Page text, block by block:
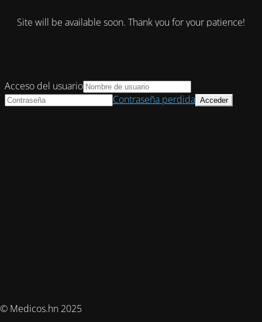
Site will be available soon. Thank you for your patience!
© Medicos.hn 2025
Acceso del usuario
Contraseña perdida